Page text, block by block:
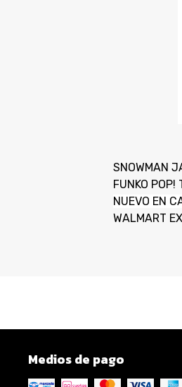
SNOWMAN
FUNKO POP!
NUEVO EN
WALMART
Medios de pago